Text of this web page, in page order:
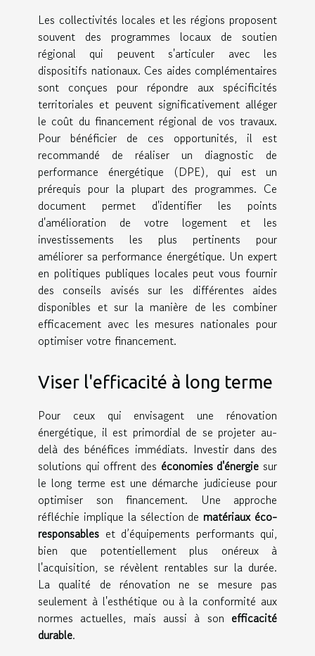
Les collectivités locales et les régions proposent
souvent des programmes locaux de soutien
régional qui peuvent s'articuler avec les
dispositifs nationaux. Ces aides complémentaires
sont conçues pour répondre aux spécificités
territoriales et peuvent significativement alléger
le coût du financement régional de vos travaux.
Pour bénéficier de ces opportunités, il est
recommandé de réaliser un diagnostic de
performance énergétique (DPE), qui est un
prérequis pour la plupart des programmes. Ce
document permet d'identifier les points
d'amélioration de votre logement et les
investissements les plus pertinents pour
améliorer sa performance énergétique. Un expert
en politiques publiques locales peut vous fournir
des conseils avisés sur les différentes aides
disponibles et sur la manière de les combiner
efficacement avec les mesures nationales pour
optimiser votre financement.
Viser l'efficacité à long terme
Pour ceux qui envisagent une rénovation
énergétique, il est primordial de se projeter au-
delà des bénéfices immédiats. Investir dans des
solutions qui offrent des économies d'énergie sur
le long terme est une démarche judicieuse pour
optimiser son financement. Une approche
réfléchie implique la sélection de matériaux éco-
responsables et d’équipements performants qui,
bien que potentiellement plus onéreux à
l'acquisition, se révèlent rentables sur la durée.
La qualité de rénovation ne se mesure pas
seulement à l'esthétique ou à la conformité aux
normes actuelles, mais aussi à son efficacité
durable.